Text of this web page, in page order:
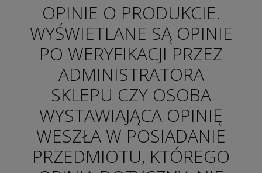
OPINIE O PRODUKCIE.
WYŚWIETLANE SĄ OPINIE
PO WERYFIKACJI PRZEZ
ADMINISTRATORA
SKLEPU CZY OSOBA
WYSTAWIAJĄCA OPINIĘ
WESZŁA W POSIADANIE
PRZEDMIOTU, KTÓREGO